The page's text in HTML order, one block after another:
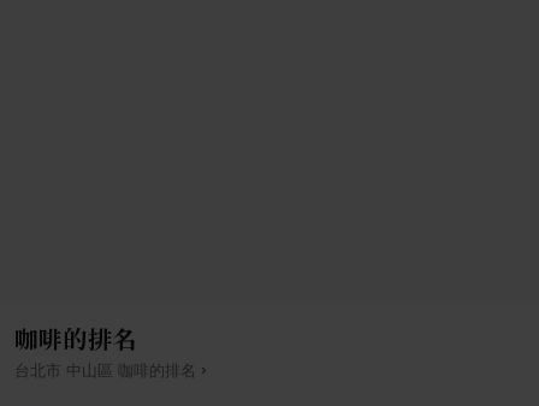
咖啡的排名
台北市 中山區 咖啡 的排名 ›